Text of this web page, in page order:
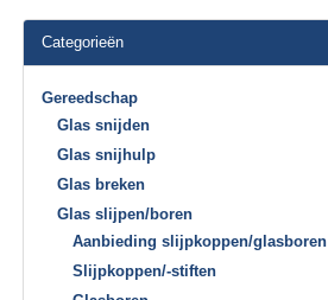
Categorieën
Gereedschap
Glas snijden
Glas snijhulp
Glas breken
Glas slijpen/boren
Aanbieding slijpkoppen/glasboren
Slijpkoppen/-stiften